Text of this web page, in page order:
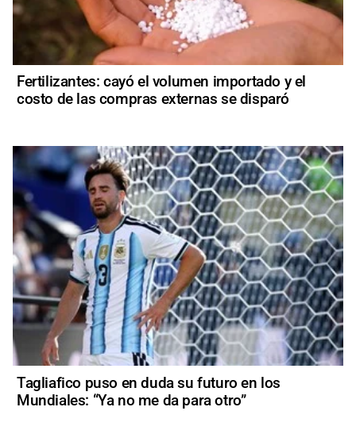
Fertilizantes: cayó el volumen importado y el
costo de las compras externas se disparó
Tagliafico puso en duda su futuro en los
Mundiales: “Ya no me da para otro”